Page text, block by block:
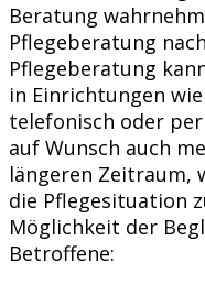
Beratung
Pflegeberatung
Pflegeberatung
in Einrichtungen
telefonisch oder
auf Wunsch auch
längeren Zeitraum,
die Pflegesituation
Möglichkeit der
Betroffene: